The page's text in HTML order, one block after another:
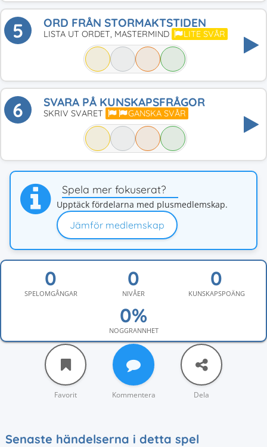
5 ORD FRÅN STORMAKTSTIDEN
LISTA UT ORDET, MASTERMIND LITE SVÅR
6 SVARA PÅ KUNSKAPSFRÅGOR
SKRIV SVARET GANSKA SVÅR
Spela mer fokuserat?
Upptäck fördelarna med plusmedlemskap.
Jämför medlemskap
SPELOMGÅNGAR NIVÅER KUNSKAPSPOÄNG
NOGGRANNHET
Favorit Kommentera Dela
Senaste händelserna i detta spel